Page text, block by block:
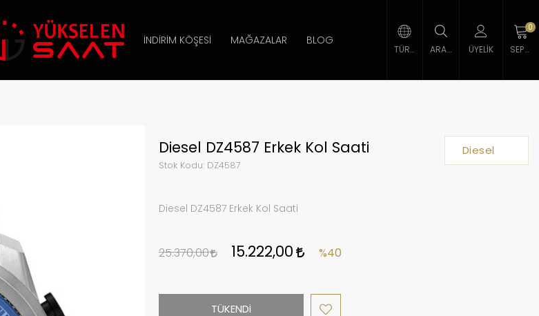
İNDIRIM KÖŞESI MAĞAZALAR BLOG
ÜYELIK
0
Diesel
Diesel DZ4587 Erkek Kol Saati
Stok Kodu: DZ4587
Diesel DZ4587 Erkek Kol Saati
25.370,00 15.222,00 %40
TÜKENDİ